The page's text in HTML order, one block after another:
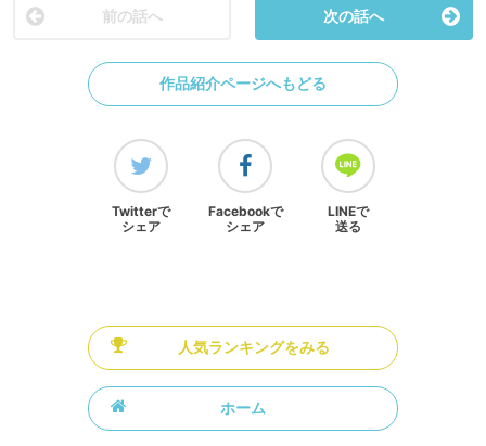
前の話へ 次の話へ
作品紹介ページへもどる
Twitterで
シェア
Facebookで
シェア
LINEで
送る
人気ランキングをみる
ホーム